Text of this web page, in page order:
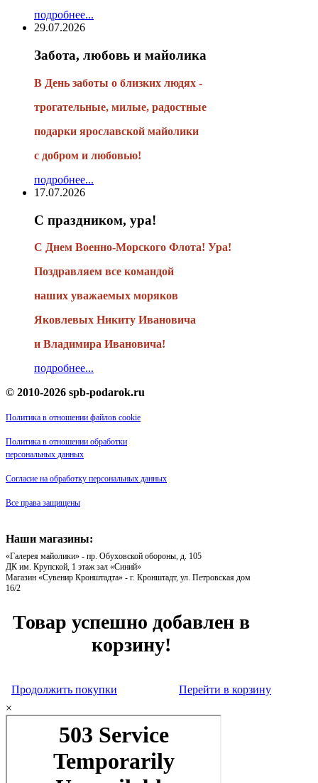
подробнее...
29.07.2026
Забота, любовь и майолика
В День заботы о близких людях -
трогательные, милые, радостные
подарки ярославской майолики
с добром и любовью!
подробнее...
17.07.2026
С праздником, ура!
С Днем Военно-Морского Флота! Ура!
Поздравляем все командой
наших уважаемых моряков
Яковлевых Никиту Ивановича
и Владимира Ивановича!
подробнее...
© 2010-2026 spb-podarok.ru
Политика в отношении файлов cookie
Политика в отношении обработки
персональных данных
Согласие на обработку персональных данных
Все права защищены
Наши магазины:
«Галерея майолики» - пр. Обуховской обороны, д. 105
ДК им. Крупской, 1 этаж зал «Синий»
Магазин «Сувенир Кронштадта» - г. Кронштадт, ул. Петровская дом
16/2
Товар успешно добавлен в
корзину!
Продолжить покупки
Перейти в корзину
×